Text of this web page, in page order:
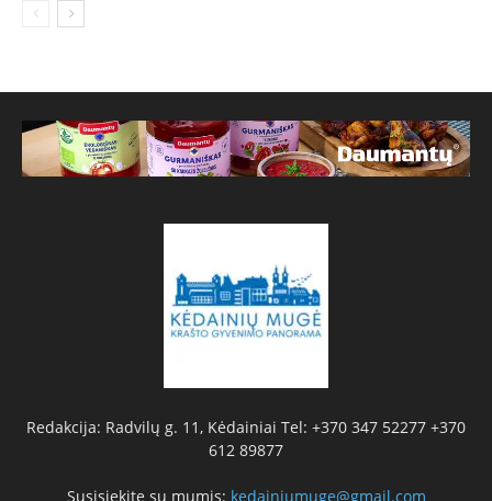
Redakcija: Radvilų g. 11, Kėdainiai Tel: +370 347 52277 +370
612 89877
Susisiekite su mumis: kedainiumuge@gmail.com